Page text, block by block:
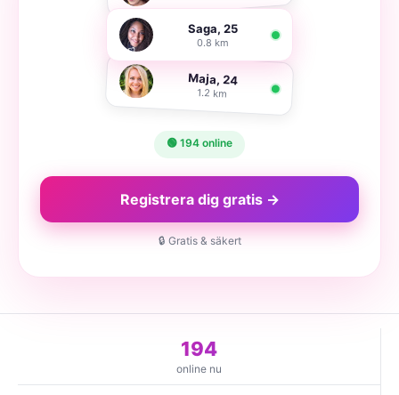
Saga, 25
0.8 km
Maja, 24
1.2 km
🟢 194 online
Registrera dig gratis →
🔒 Gratis & säkert
194
online nu